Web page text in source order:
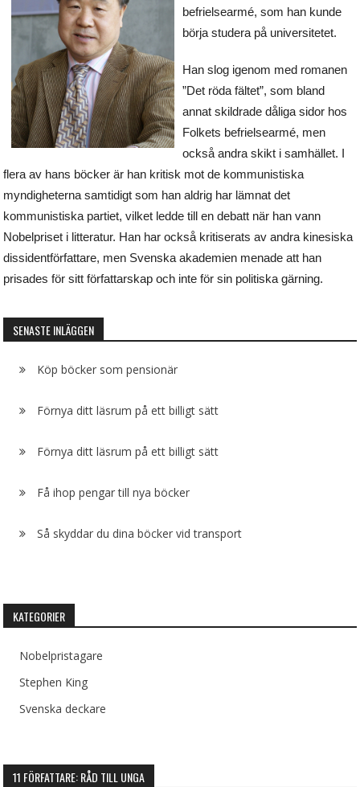
befrielsearmé, som han kunde
börja studera på universitetet.
Han slog igenom med romanen
”Det röda fältet”, som bland
annat skildrade dåliga sidor hos
Folkets befrielsearmé, men
också andra skikt i samhället. I
flera av hans böcker är han kritisk mot de kommunistiska
myndigheterna samtidigt som han aldrig har lämnat det
kommunistiska partiet, vilket ledde till en debatt när han vann
Nobelpriset i litteratur. Han har också kritiserats av andra kinesiska
dissidentförfattare, men Svenska akademien menade att han
prisades för sitt författarskap och inte för sin politiska gärning.
SENASTE INLÄGGEN
Köp böcker som pensionär
Förnya ditt läsrum på ett billigt sätt
Förnya ditt läsrum på ett billigt sätt
Få ihop pengar till nya böcker
Så skyddar du dina böcker vid transport
KATEGORIER
Nobelpristagare
Stephen King
Svenska deckare
11 FÖRFATTARE: RÅD TILL UNGA